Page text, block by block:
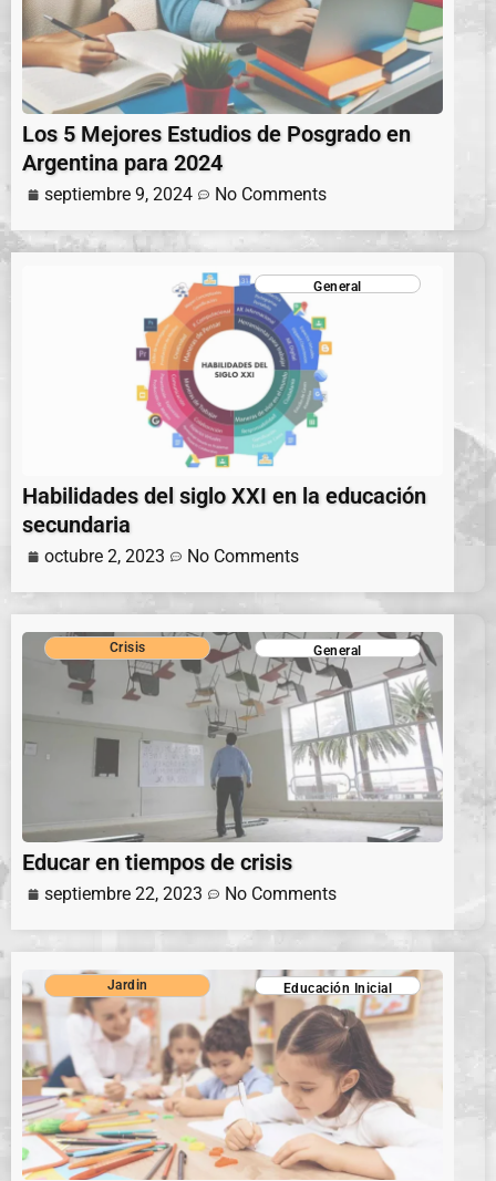
Los 5 Mejores Estudios de Posgrado en
Argentina para 2024
septiembre 9, 2024 No Comments
General
Habilidades del siglo XXI en la educación
secundaria
octubre 2, 2023 No Comments
Crisis General
Educar en tiempos de crisis
septiembre 22, 2023 No Comments
Jardin Educación Inicial